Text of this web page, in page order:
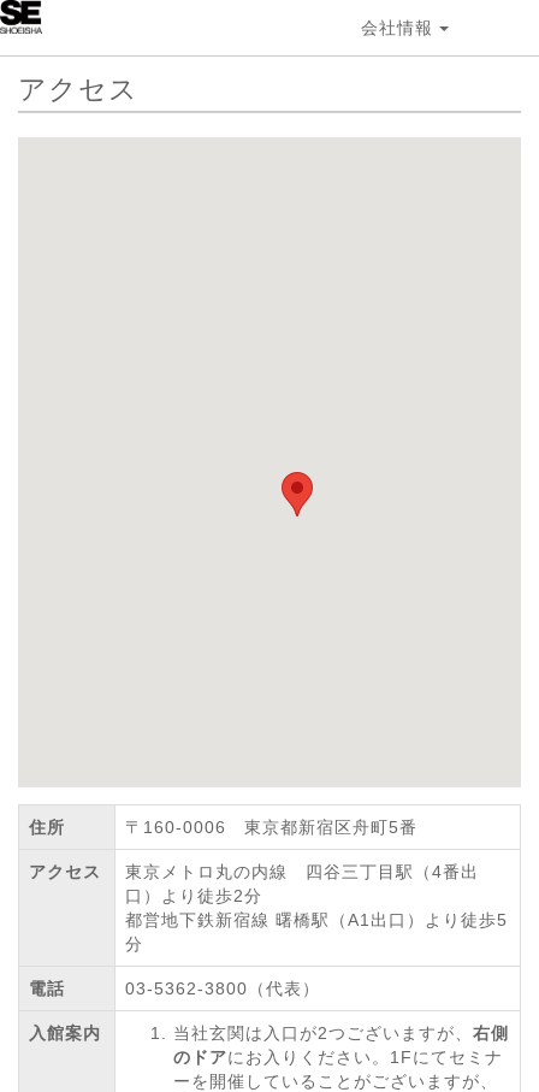
会社情報
アクセス
住所 〒160-0006 東京都新宿区舟町5番
アクセス
東京メトロ丸の内線 四谷三丁目駅（4番出
口）より徒歩2分
都営地下鉄新宿線 曙橋駅（A1出口）より徒歩5
分
電話 03-5362-3800（代表）
入館案内 当社玄関は入口が2つございますが、 右側
のドアにお入りください。1Fにてセミナ
ーを開催していることがございますが、